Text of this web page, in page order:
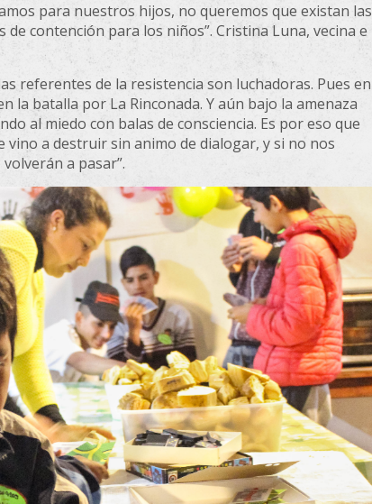
para nuestros hijos, no queremos que existan las
contención para los niños”. Cristina Luna, vecina e
referentes de la resistencia son luchadoras. Pues en
la batalla por La Rinconada. Y aún bajo la amenaza
al miedo con balas de consciencia. Es por eso que
a destruir sin animo de dialogar, y si no nos
a pasar”.